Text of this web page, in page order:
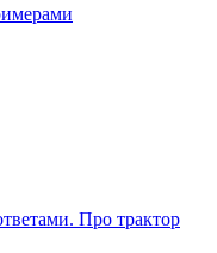
Про трактор